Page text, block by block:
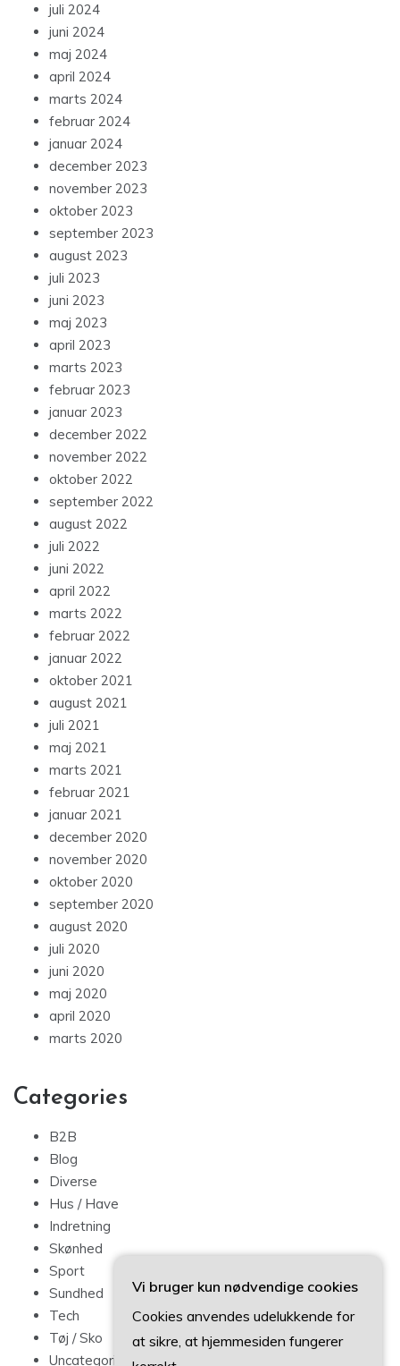
juli 2024
juni 2024
maj 2024
april 2024
marts 2024
februar 2024
januar 2024
december 2023
november 2023
oktober 2023
september 2023
august 2023
juli 2023
juni 2023
maj 2023
april 2023
marts 2023
februar 2023
januar 2023
december 2022
november 2022
oktober 2022
september 2022
august 2022
juli 2022
juni 2022
april 2022
marts 2022
februar 2022
januar 2022
oktober 2021
august 2021
juli 2021
maj 2021
marts 2021
februar 2021
januar 2021
december 2020
november 2020
oktober 2020
september 2020
august 2020
juli 2020
juni 2020
maj 2020
april 2020
marts 2020
Categories
B2B
Blog
Diverse
Hus / Have
Indretning
Skønhed
Sport
Sundhed
Tech
Tøj / Sko
Uncategorized
Vi bruger kun nødvendige cookies
Cookies anvendes udelukkende for
at sikre, at hjemmesiden fungerer